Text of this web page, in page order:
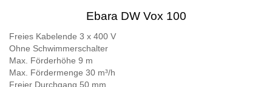
Ebara DW Vox 100
Freies Kabelende 3 x 400 V
Ohne Schwimmerschalter
Max. Förderhöhe 9 m
Max. Fördermenge 30 m³/h
Freier Durchgang 50 mm